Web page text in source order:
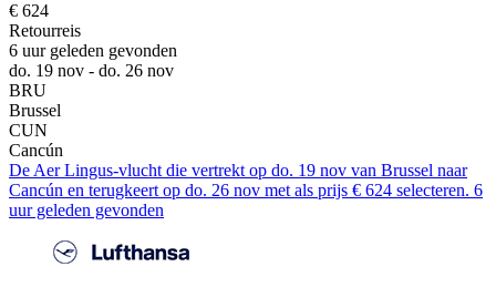
€ 624
Retourreis
6 uur geleden gevonden
do. 19 nov - do. 26 nov
BRU
Brussel
CUN
Cancún
De Aer Lingus-vlucht die vertrekt op do. 19 nov van Brussel naar
Cancún en terugkeert op do. 26 nov met als prijs € 624 selecteren. 6
uur geleden gevonden